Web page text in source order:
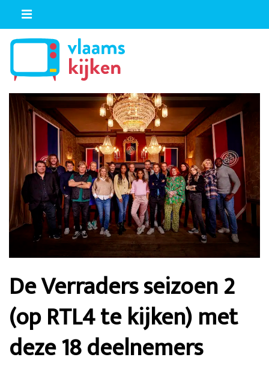
De Verraders seizoen 2
(op RTL4 te kijken) met
deze 18 deelnemers